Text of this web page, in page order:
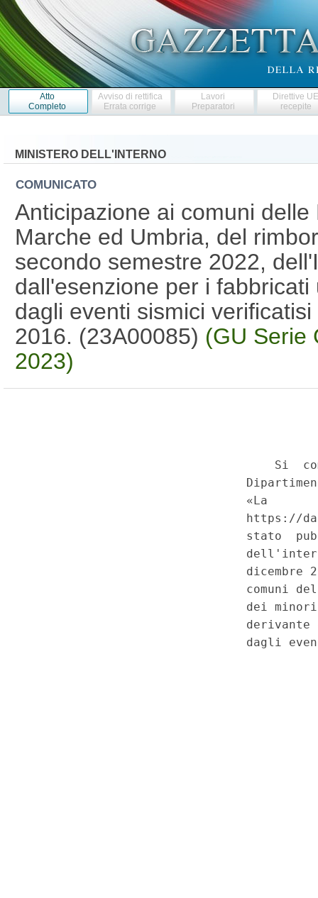
Atto
Completo
Avviso di rettifica
Errata corrige
Lavori
Preparatori
Direttive
recepite
MINISTERO DELL'INTERNO
COMUNICATO
Anticipazione ai comuni
Marche ed Umbria, del
secondo semestre 2022,
dall'esenzione per i
dagli eventi sismici
2016. (23A00085) (GU Serie
2023)